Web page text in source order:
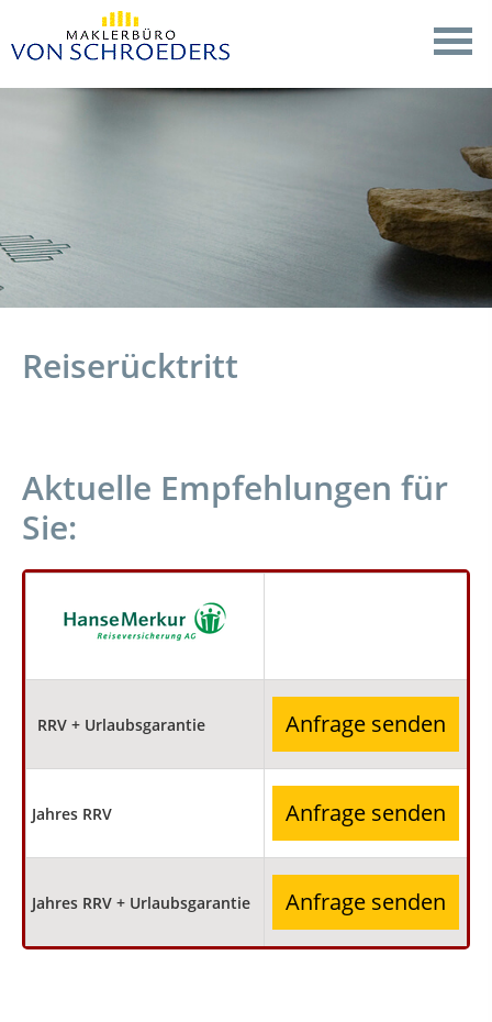
Reiserücktritt
Aktuelle Empfehlungen für
Sie:
RRV + Urlaubsgarantie Anfrage senden
Jahres RRV Anfrage senden
Jahres RRV + Urlaubsgarantie Anfrage senden